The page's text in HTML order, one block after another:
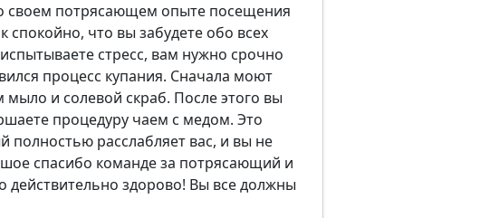
своем потрясающем опыте посещения
спокойно, что вы забудете обо всех
стресс, вам нужно срочно
процесс купания. Сначала моют
мыло и солевой скраб. После этого вы
процедуру чаем с медом. Это
полностью расслабляет вас, и вы не
спасибо команде за потрясающий и
здорово! Вы все должны